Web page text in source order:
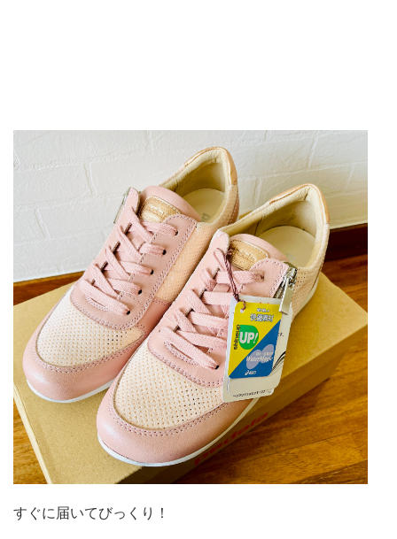
すぐに届いてびっくり！